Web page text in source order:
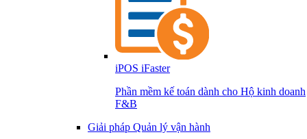
iPOS iFaster
Phần mềm kế toán dành cho Hộ kinh doanh
F&B
Giải pháp Quản lý vận hành